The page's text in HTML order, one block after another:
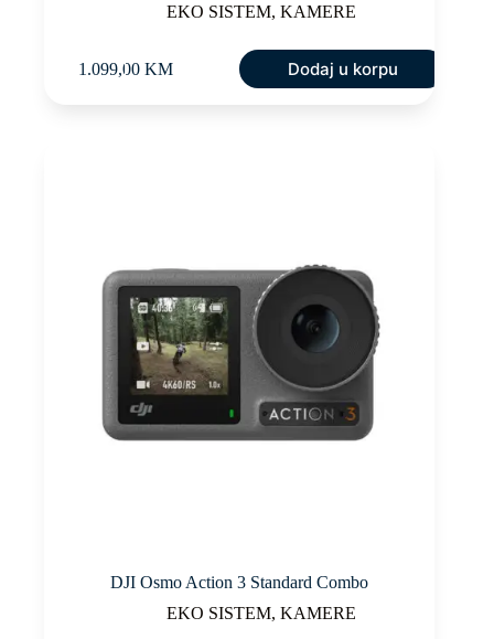
EKO SISTEM,KAMERE
1.099,00 KM Dodaj u korpu
DJI Osmo Action 3 Standard Combo
EKO SISTEM,KAMERE